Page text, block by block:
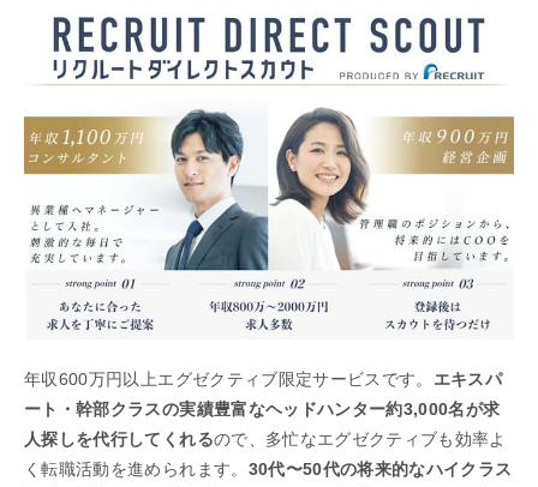
年収600万円以上エグゼクティブ限定サービスです。 エキスパ
ート・幹部クラスの実績豊富なヘッドハンター約3,000名が求
人探しを代行してくれるので、多忙なエグゼクティブも効率よ
く転職活動を進められます。 30代〜50代の将来的なハイクラス